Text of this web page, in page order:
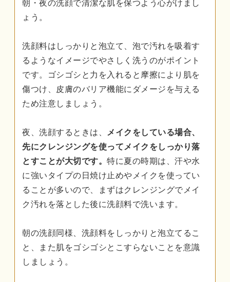
朝・夜の洗顔で清潔な肌を保つよう心がけまし
ょう。
洗顔料はしっかりと泡立て、泡で汚れを吸着す
るようなイメージでやさしく洗うのがポイント
です。ゴシゴシと力を入れると摩擦により肌を
傷つけ、皮膚のバリア機能にダメージを与える
ため注意しましょう。
夜、洗顔するときは、 メイクをしている場合、
先にクレンジングを使ってメイクをしっかり落
とすことが大切です。 特に夏の時期は、汗や水
に強いタイプの日焼け止めやメイクを使ってい
ることが多いので、まずはクレンジングでメイ
ク汚れを落とした後に洗顔料で洗います。
朝の洗顔同様、洗顔料をしっかりと泡立てるこ
と、また肌をゴシゴシとこすらないことを意識
しましょう。